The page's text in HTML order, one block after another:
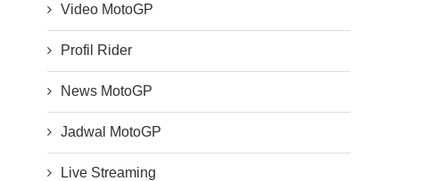
Video MotoGP
Profil Rider
News MotoGP
Jadwal MotoGP
Live Streaming